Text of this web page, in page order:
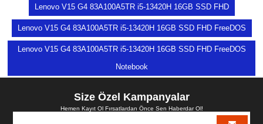
Lenovo V15 G4 83A100A5TR i5-13420H 16GB SSD FHD
Lenovo V15 G4 83A100A5TR i5-13420H 16GB SSD FHD FreeDOS
Lenovo V15 G4 83A100A5TR i5-13420H 16GB SSD FHD FreeDOS
Notebook
Size Özel Kampanyalar
Hemen Kayıt Ol Fırsatlardan Önce Sen Haberdar Ol!